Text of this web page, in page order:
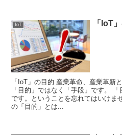
IoT 「IoT
「IoT」の目的 産業革命、産業革新
「目的」ではなく「手段」です。
です。ということを忘れてはいけま
の「目的」とは...